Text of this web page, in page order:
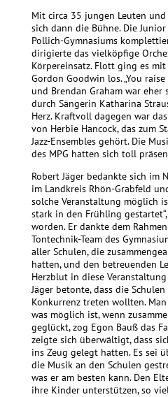
Mit circa 35 jungen Leuten
sich dann die Bühne. Die
Pollich-Gymnasiums
dirigierte das vielköpfige
Körpereinsatz. Flott ging es mit
Gordon Goodwin los. „You
und Brendan Graham war
durch Sängerin Katharina
Herz. Kraftvoll dagegen war
von Herbie Hancock, das zum
Jazz-Ensembles gehört. Die
des MPG hatten sich toll
Robert Jäger bedankte sich im
im Landkreis Rhön-Grabfeld
solche Veranstaltung möglich
stark in den Frühling
worden. Er dankte dem
Tontechnik-Team des
aller Schulen, die
hatten, und den betreuenden
Herzblut in diese
Jäger betonte, dass die
Konkurrenz treten wollten.
was möglich ist, wenn
geglückt, zog Egon Bauß das
zeigte sich überwältigt, dass
ins Zeug gelegt hatten. Es sei
die Musik an den Schulen
was er am besten kann. Den
ihre Kinder unterstützen, so